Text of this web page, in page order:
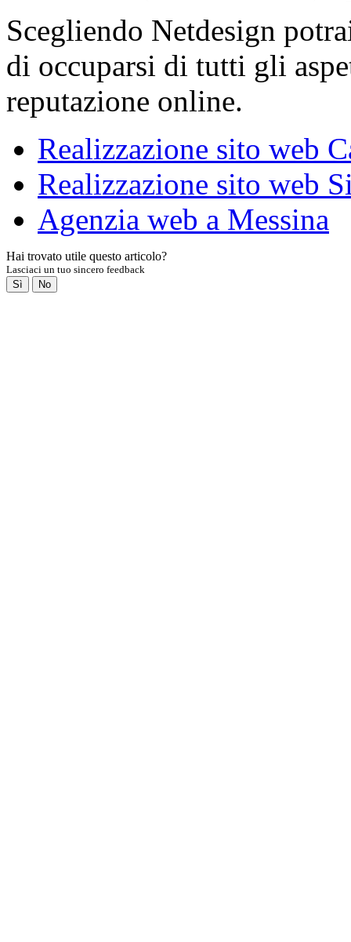
Scegliendo Netdesign
di occuparsi di tutti gli
reputazione online.
Realizzazione sito web
Realizzazione sito web
Agenzia web a Messina
Hai trovato utile questo articolo?
Lasciaci un tuo sincero feedback
Sì
No